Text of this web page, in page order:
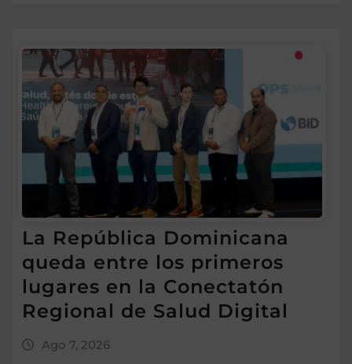
La República Dominicana
queda entre los primeros
lugares en la Conectatón
Regional de Salud Digital
Ago 7, 2026